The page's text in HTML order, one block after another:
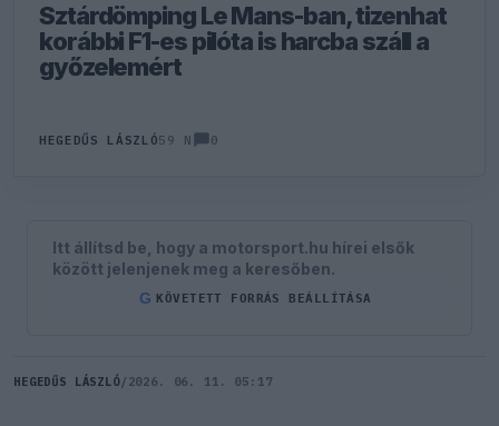
Sztárdömping Le Mans-ban, tizenhat
korábbi F1-es pilóta is harcba száll a
győzelemért
HEGEDŰS LÁSZLÓ59 N 0
Itt állítsd be, hogy a motorsport.hu hírei elsők
között jelenjenek meg a keresőben.
G KÖVETETT FORRÁS BEÁLLÍTÁSA
HEGEDŰS LÁSZLÓ/ 2026. 06. 11. 05:17